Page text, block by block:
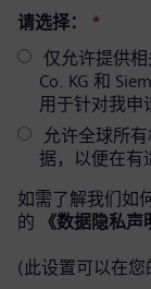
请选择：
*
仅允许提供相
Co. KG 和
用于针对我申
允许全球所
据，以便在有
如需了解我们如
的
《数据隐私声
(此设置可以在